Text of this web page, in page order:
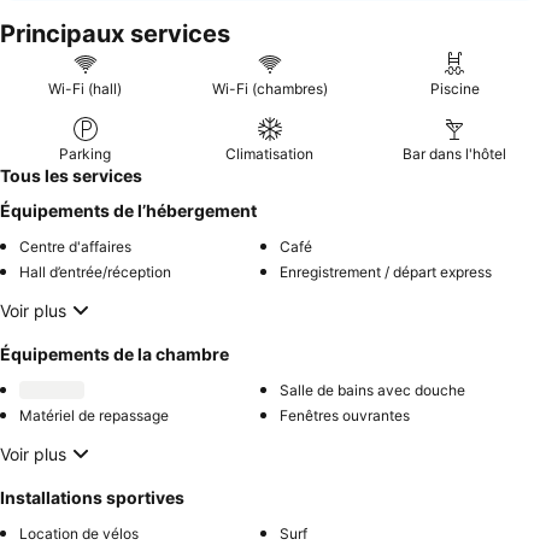
proposant une grande variété de choix, y compris des plats
istriens faits maison. Pour une expérience améliorée, pensez à
réserver l'une des
suites spacieusesavec balcon pour une vue
Principaux services
Wi-Fi (hall) Wi-Fi (chambres) Piscine
Parking Climatisation Bar dans l'hôtel
Tous les services
Équipements de l’hébergement
Centre d'affaires
Café
Hall d’entrée/réception
Enregistrement / départ express
Voir plus
Équipements de la chambre
Salle de bains avec douche
Matériel de repassage
Fenêtres ouvrantes
Voir plus
Installations sportives
Location de vélos
Surf